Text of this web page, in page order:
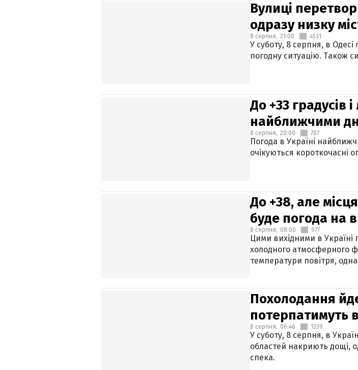
Вулиці
одразу низку
8 серпня, 21:00 4531
У суботу, 8 серпня, в
погодну ситуацію. Також
До +33 градусів
найближчими
8 серпня, 20:00 787
Погода в Україні
очікуються короткочасні
До +38, але
буде погода на
8 серпня, 08:00 977
Цими вихідними в
холодного атмосферного
температури повітря,
Похолодання
потерпатимуть
8 серпня, 06:46 1339
У суботу, 8 серпня, в
областей накриють дощі,
спека.